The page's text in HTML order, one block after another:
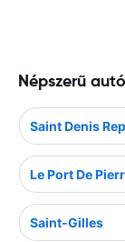
Népszerű
Saint Denis
Le Port De
Saint-Gilles